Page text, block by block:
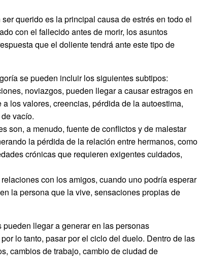
querido es la principal causa de estrés en todo el
con el fallecido antes de morir, los asuntos
que el doliente tendrá ante este tipo de
se pueden incluir los siguientes subtipos:
noviazgos, pueden llegar a causar estragos en
los valores, creencias, pérdida de la autoestima,
vacío.
son, a menudo, fuente de conflictos y de malestar
la pérdida de la relación entre hermanos, como
crónicas que requieren exigentes cuidados,
con los amigos, cuando uno podría esperar
la persona que la vive, sensaciones propias de
llegar a generar en las personas
lo tanto, pasar por el ciclo del duelo. Dentro de las
cambios de trabajo, cambio de ciudad de